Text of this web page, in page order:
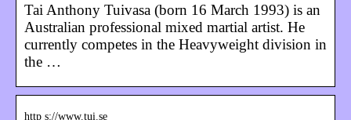
Tai Anthony Tuivasa (born 16 March 1993) is an
Australian professional mixed martial artist. He
currently competes in the Heavyweight division in
the …
http s://www.tui.se